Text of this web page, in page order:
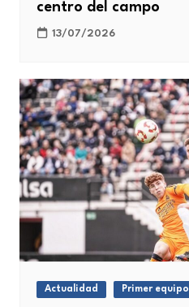
centro del campo
13/07/2026
Actualidad Primer equipo